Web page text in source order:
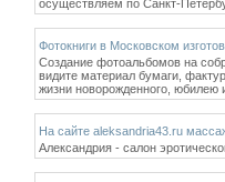
осуществляем по Санкт-
Фотокниги в Московском
Создание фотоальбомов на
видите материал бумаги,
жизни новорожденного, юбилею
На сайте aleksandria43.ru
Александрия - салон